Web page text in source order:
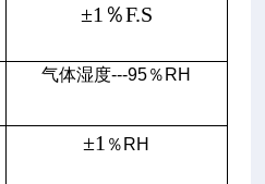
±1％F.S
气体湿度---95％RH
±1 ％RH